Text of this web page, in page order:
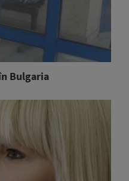
Bulgaria